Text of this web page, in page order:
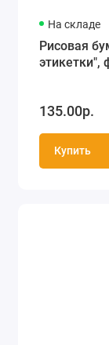
На складе
Рисовая
этикетки",
135.00р.
Купить